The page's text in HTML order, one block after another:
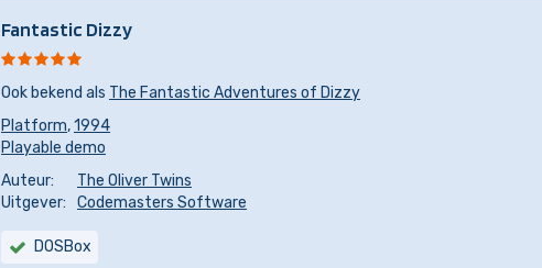
Fantastic Dizzy
Ook bekend als The Fantastic Adventures of Dizzy
Platform,1994
Playable demo
Auteur:
The Oliver Twins
Uitgever:
Codemasters Software
DOSBox